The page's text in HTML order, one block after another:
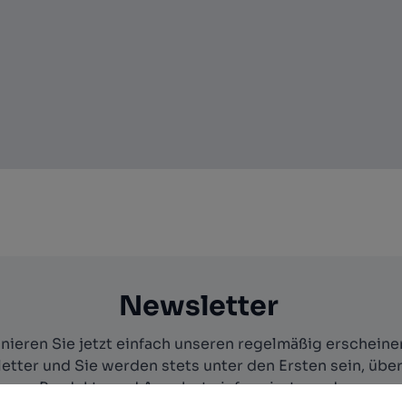
Newsletter
Sie jetzt einfach unseren regelmäßig
und Sie werden stets unter den Ersten sein,
Produkte und Angebote informiert werden.